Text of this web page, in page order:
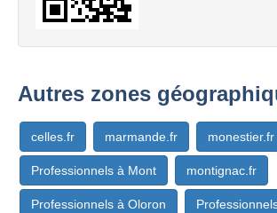
Autres zones
celles.fr marmande.fr monestier.fr
Professionnels à Mont montignac.fr
Professionnels à Oloron